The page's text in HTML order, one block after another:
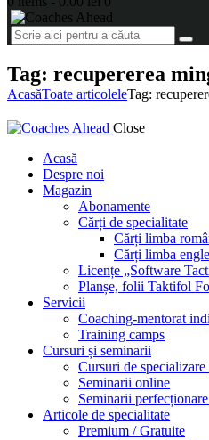
Tag: recupererea
AcasăToate articoleleTag:
Close
Acasă
Despre noi
Magazin
Abonamente
Cărți de specialitate
Cărți limba
Cărți limba
Licențe „Software
Planșe, folii Taktifol
Servicii
Coaching-mentorat
Training camps
Cursuri și seminarii
Cursuri de
Seminarii online
Seminarii
Articole de specialitate
Premium / Gratuite